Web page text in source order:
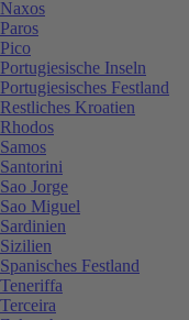
Naxos
Paros
Pico
Portugiesische Inseln
Portugiesisches Festland
Restliches Kroatien
Rhodos
Samos
Santorini
Sao Jorge
Sao Miguel
Sardinien
Sizilien
Spanisches Festland
Teneriffa
Terceira